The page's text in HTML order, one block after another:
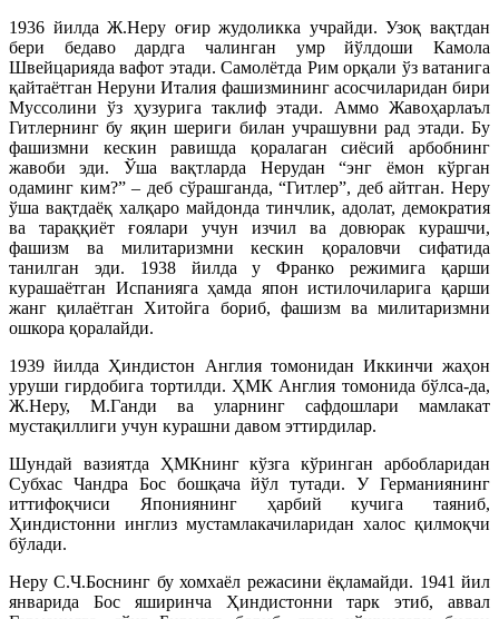
1936 йилда Ж.Неру оғир жудоликка учрайди. Узоқ вақтдан
бери бедаво дардга чалинган умр йўлдоши Камола
Швейцарияда вафот этади. Самолётда Рим орқали ўз ватанига
қайтаётган Неруни Италия фашизмининг асосчиларидан бири
Муссолини ўз ҳузурига таклиф этади. Аммо Жавоҳарлаъл
Гитлернинг бу яқин шериги билан учрашувни рад этади. Бу
фашизмни кескин равишда қоралаган сиёсий арбобнинг
жавоби эди. Ўша вақтларда Нерудан “энг ёмон кўрган
одаминг ким?” – деб сўрашганда, “Гитлер”, деб айтган. Неру
ўша вақтдаёқ халқаро майдонда тинчлик, адолат, демократия
ва тараққиёт ғоялари учун изчил ва довюрак курашчи,
фашизм ва милитаризмни кескин қораловчи сифатида
танилган эди. 1938 йилда у Франко режимига қарши
курашаётган Испанияга ҳамда япон истилочиларига қарши
жанг қилаётган Хитойга бориб, фашизм ва милитаризмни
ошкора қоралайди.
1939 йилда Ҳиндистон Англия томонидан Иккинчи жаҳон
уруши гирдобига тортилди. ҲМК Англия томонида бўлса-да,
Ж.Неру, М.Ганди ва уларнинг сафдошлари мамлакат
мустақиллиги учун курашни давом эттирдилар.
Шундай вазиятда ҲМКнинг кўзга кўринган арбобларидан
Субхас Чандра Бос бошқача йўл тутади. У Германиянинг
иттифоқчиси Япониянинг ҳарбий кучига таяниб,
Ҳиндистонни инглиз мустамлакачиларидан халос қилмоқчи
бўлади.
Неру С.Ч.Боснинг бу хомхаёл режасини ёқламайди. 1941 йил
январида Бос яширинча Ҳиндистонни тарк этиб, аввал